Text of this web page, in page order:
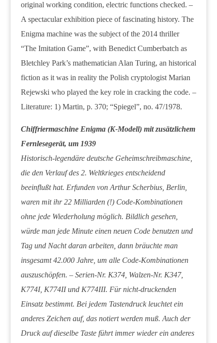
original working condition, electric functions checked. –
A spectacular exhibition piece of fascinating history. The
Enigma machine was the subject of the 2014 thriller
“The Imitation Game”, with Benedict Cumberbatch as
Bletchley Park’s mathematician Alan Turing, an historical
fiction as it was in reality the Polish cryptologist Marian
Rejewski who played the key role in cracking the code. –
Literature: 1) Martin, p. 370; “Spiegel”, no. 47/1978.
Chiffriermaschine Enigma (K-Modell) mit zusätzlichem
Fernlesegerät, um 1939
Historisch-legendäre deutsche Geheimschreibmaschine,
die den Verlauf des 2. Weltkrieges entscheidend
beeinflußt hat. Erfunden von Arthur Scherbius, Berlin,
waren mit ihr 22 Milliarden (!) Code-Kombinationen
ohne jede Wiederholung möglich. Bildlich gesehen,
würde man jede Minute einen neuen Code benutzen und
Tag und Nacht daran arbeiten, dann bräuchte man
insgesamt 42.000 Jahre, um alle Code-Kombinationen
auszuschöpfen. – Serien-Nr. K374, Walzen-Nr. K347,
K774I, K774II und K774III. Für nicht-druckenden
Einsatz bestimmt. Bei jedem Tastendruck leuchtet ein
anderes Zeichen auf, das notiert werden muß. Auch der
Druck auf dieselbe Taste führt immer wieder ein anderes